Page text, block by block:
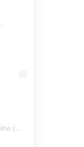
Um post compartilhado por Queiroz Filho (@queirozmfilho)